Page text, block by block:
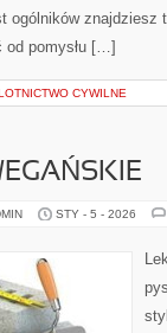
ogólników
od pomysłu […]
CYWILNE
STY - 5 - 2026